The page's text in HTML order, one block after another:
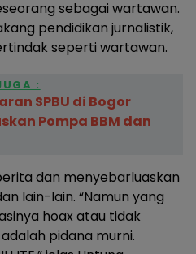
sebagai wartawan.
pendidikan jurnalistik,
seperti wartawan.
:
SPBU di Bogor
Pompa BBM dan
dan menyebarluaskan
lain-lain. “Namun yang
hoax atau tidak
pidana murni.